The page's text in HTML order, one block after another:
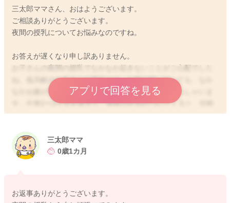
三太郎ママさん、おはようございます。
ご相談ありがとうございます。
夜間の授乳についてお悩みなのですね。
お答えが遅くなり申し訳ありません。
お子さんの夜間の授乳でなかなか起きないことがご心配でした
ね。低月齢のお子さんの場合には、お腹が空いていても、なか
なかお腹が空いたアピールをしないお子さんもいらっしゃいま
す。生後2〜3ヶ月を過ぎて、昼夜の区別がついてくると、比較
的夜まとまって寝てくれるお子さんも増えてきますが、まだ胃
哺乳量が減ってしまい、体重増加が緩やかになってしまうこと
があります。また、おっぱいの分泌も、間隔が空くことで、減
の分泌も安定してくると言われていますし、お子さんも一度に
アプリで回答を見る
三太郎ママ
0歳1カ月
お返事ありがとうございます。